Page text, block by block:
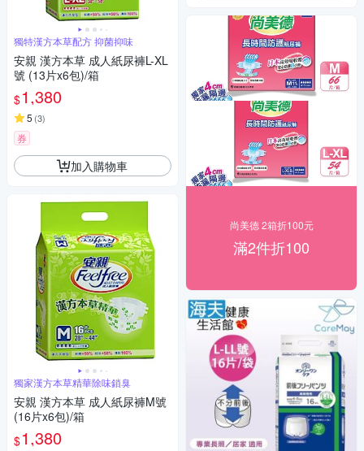
獨特漢方本草配方 抑菌抑味
安親 漢方本草 成人紙尿褲L-XL
號 (13片x6包)/箱
$1,380
5 (3)
券
加入購物車
獨家漢方本草精華除味鎖臭
安親 漢方本草 成人紙尿褲M號
(16片x6包)/箱
$1,380
尚美德 2箱折100元
滿2件折100